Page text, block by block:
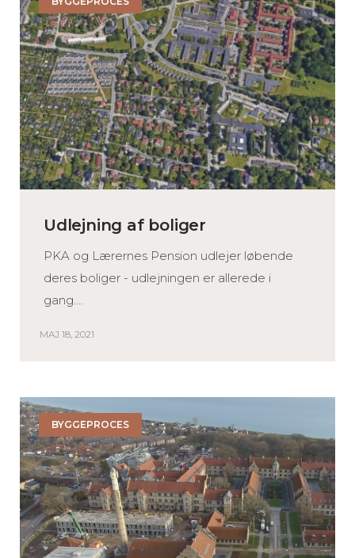
Udlejning af boliger
PKA og Lærernes Pension udlejer løbende
deres boliger - udlejningen er allerede i
gang....
MAJ 18, 2021
BYGGEPROCES